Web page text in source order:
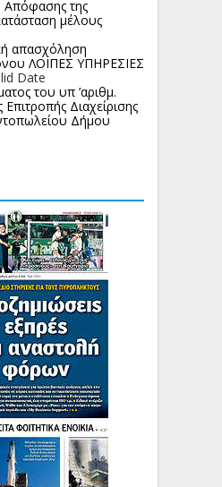
Απόφασης της
μέλους
απασχόληση
ΛΟΙΠΕΣ ΥΠΗΡΕΣΙΕΣ
Date
του υπ ’αριθμ.
Διαχείρισης
Δήμου